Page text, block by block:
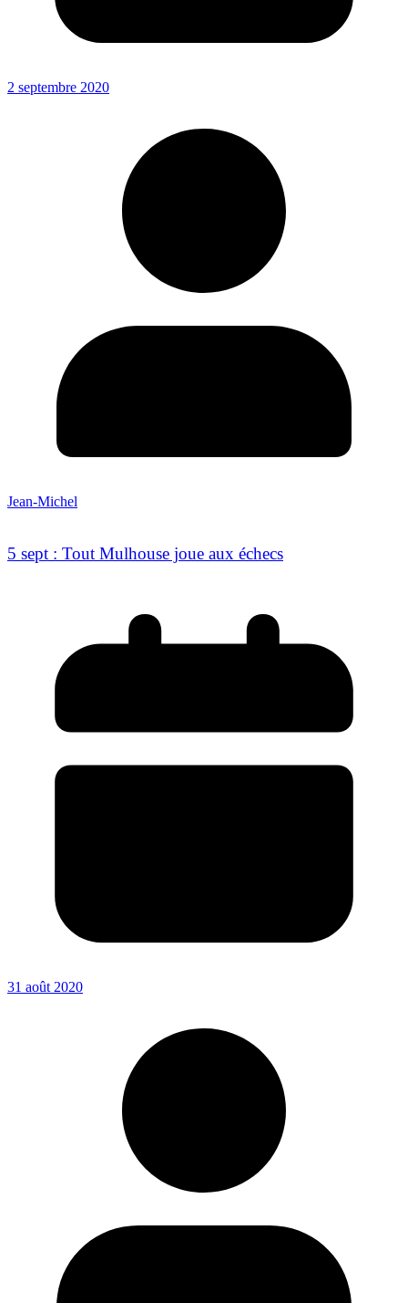
2 septembre 2020
Jean-Michel
5 sept : Tout Mulhouse joue aux échecs
31 août 2020